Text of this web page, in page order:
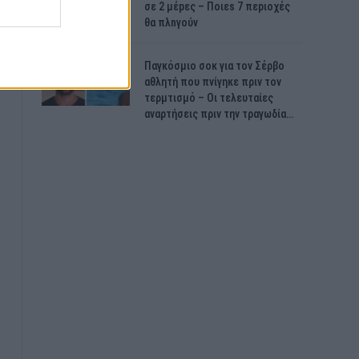
σε 2 μέpες – Ποιεs 7 πεpιοχές
θα πλnγούν
Παγκόσμιο σοκ για τον Σέρβο
αθλητή που πνίγηκε πριν τον
τερμτισμό – Οι τελευταίες
αναρτήσεις πριν την τραγωδία…